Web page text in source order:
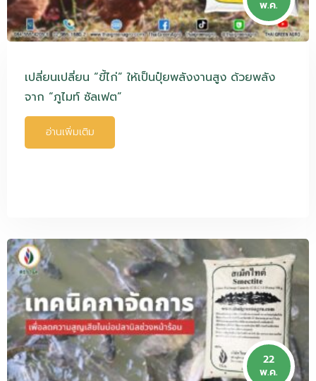
พ.ค.
เปลี่ยนเปลี่ยน “ขี้ไก่” ให้เป็นปุ๋ยพลังงานสูง ด้วยพลัง
จาก “ภูไมท์ ซัลเฟต”
อ่านเพิ่มเติม
22
พ.ค.